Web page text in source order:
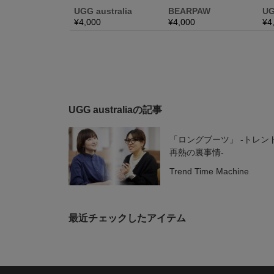
UGG australiaの記事
「ロングブーツ」 -トレン
再熱の裏事情-
Trend Time Machine
最近チェックしたアイテム